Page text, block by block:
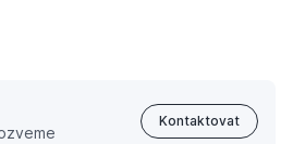
Kontaktovat